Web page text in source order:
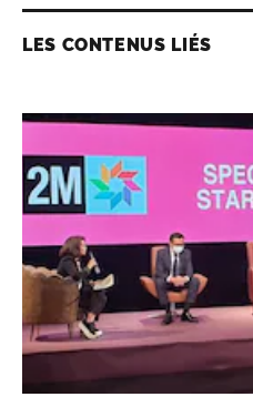
LES CONTENUS LIÉS